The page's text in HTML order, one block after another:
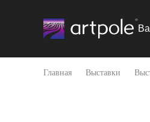
Главная Выставки